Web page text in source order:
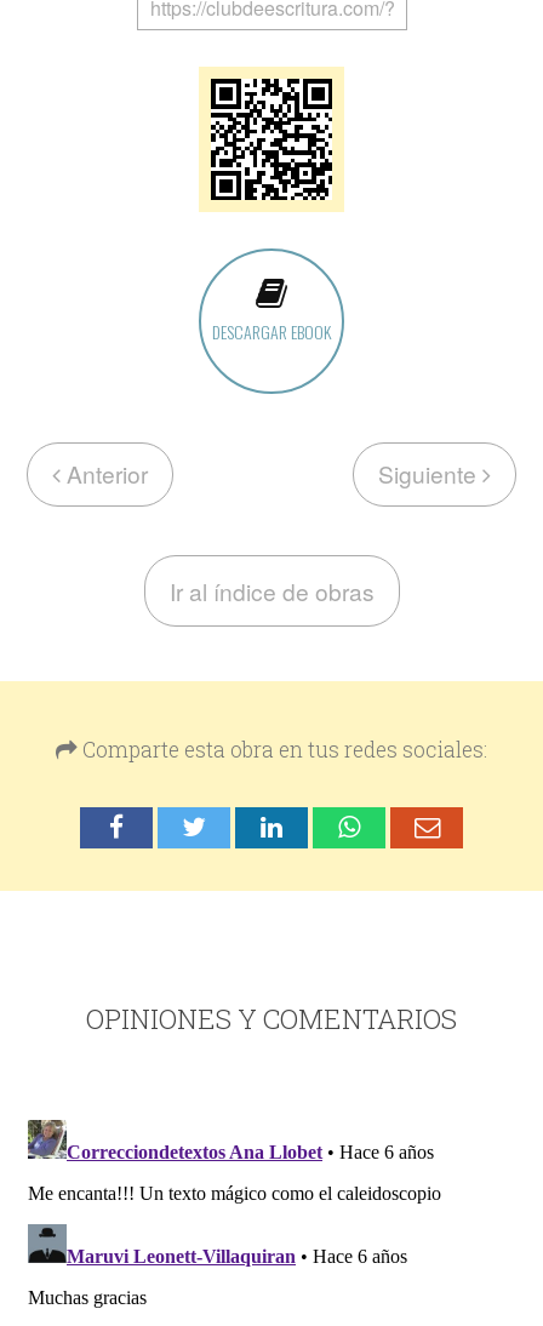
DESCARGAR EBOOK
Anterior Siguiente
Ir al índice de obras
Comparte esta obra en tus redes sociales:
OPINIONES Y COMENTARIOS